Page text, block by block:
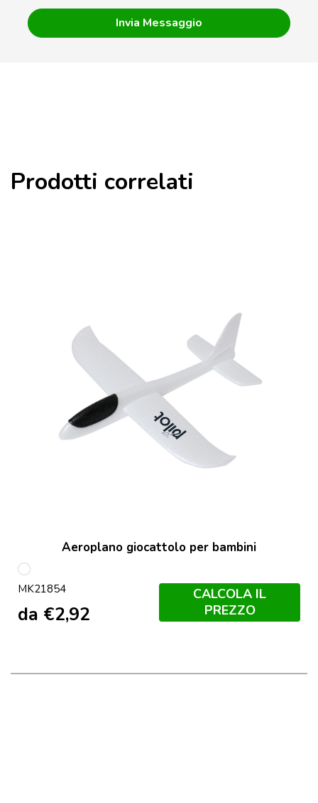
Prodotti correlati
Aeroplano giocattolo per bambini
Bianco
MK21854
da €2,92
CALCOLA IL
PREZZO